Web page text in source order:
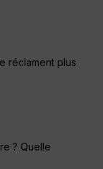
réclament plus
? Quelle